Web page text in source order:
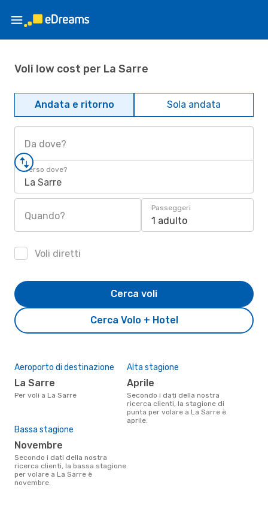
Voli low cost per La Sarre
Andata e ritorno Sola andata
Da dove?
Verso dove?
La Sarre
Quando?
Passeggeri
1 adulto
Voli diretti
Cerca Volo + Hotel
Cerca voli
Aeroporto di destinazione
La Sarre
Per voli a La Sarre
Alta stagione
aprile
Secondo i dati della nostra
ricerca clienti, la stagione di
punta per volare a La Sarre è
aprile.
Bassa stagione
novembre
Secondo i dati della nostra
ricerca clienti, la bassa stagione
per volare a La Sarre è
novembre.